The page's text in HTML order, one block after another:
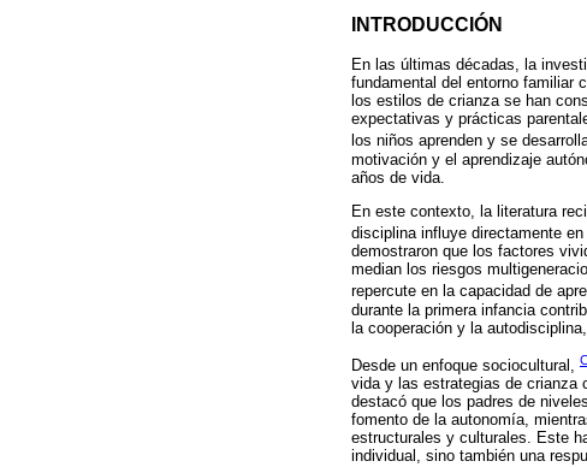
INTRODUCCIÓN
En las últimas décadas, la
fundamental del entorno familiar
los estilos de crianza se han
expectativas y prácticas
los niños aprenden y se
motivación y el aprendizaje
años de vida.
En este contexto, la literatura
disciplina influye directamente
demostraron que los factores
median los riesgos
repercute en la capacidad de
durante la primera infancia
la cooperación y la
Desde un enfoque sociocultural,
vida y las estrategias de crianza
destacó que los padres de
fomento de la autonomía,
estructurales y culturales. Este
individual, sino también una